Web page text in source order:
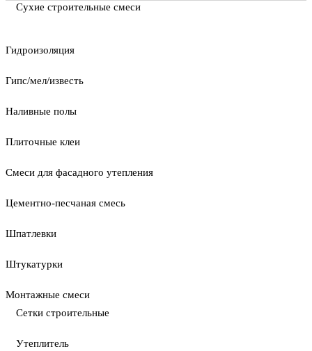
Сухие строительные смеси
Гидроизоляция
Гипс/мел/известь
Наливные полы
Плиточные клеи
Смеси для фасадного утепления
Цементно-песчаная смесь
Шпатлевки
Штукатурки
Монтажные смеси
Сетки строительные
Утеплитель